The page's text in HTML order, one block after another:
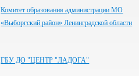
Комитет образования администрации МО
«Выборгский район» Ленинградской области
ГБУ ДО "ЦЕНТР "ЛАДОГА"